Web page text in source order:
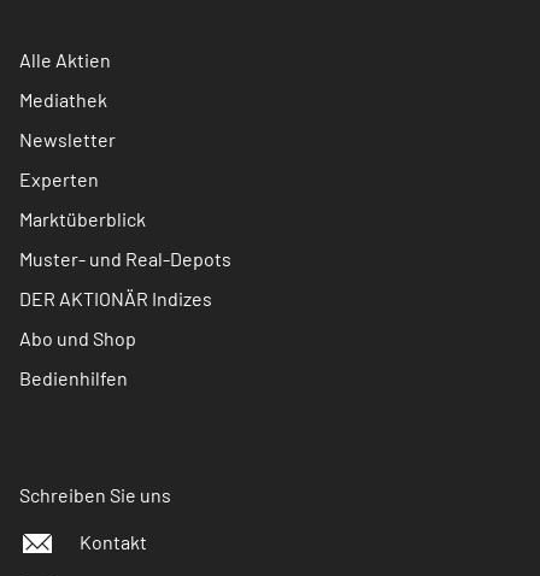
Alle Aktien
Mediathek
Newsletter
Experten
Marktüberblick
Muster- und Real-Depots
DER AKTIONÄR Indizes
Abo und Shop
Bedienhilfen
Schreiben Sie uns
Kontakt